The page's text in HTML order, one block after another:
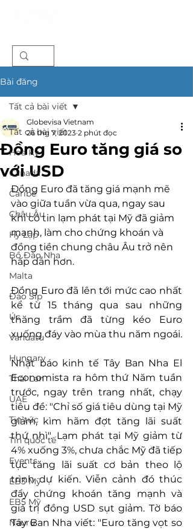
Bài đăng
Tất cả bài viết
Hoa Kỳ
Canada
Caribe
Châu Âu
Hy Lạp
Bồ Đào Nha
Malta
Đảo Síp
Úc
Vanuatu
Hungary
Thái Lan
UAE
Tin tức
Tin quốc tế
Events
EB3 Mỹ
EB5 Mỹ
Nauru
Tất cả bài viết
Đồng Euro tăng giá so
với USD
Globevisa Vietnam
26 thg 7, 2023 2 phút đọc
Đồng Euro đã tăng giá mạnh mẽ
vào giữa tuần vừa qua, ngay sau
khi có tin lạm phát tại Mỹ đã giảm
mạnh, làm cho chứng khoán và
đồng tiền chung châu Âu trở nên
hấp dẫn hơn.
Đồng Euro đã lên tới mức cao nhất
kể từ 15 tháng qua sau những
thăng trầm đã từng kéo Euro
xuống đáy vào mùa thu năm ngoái.
Nhật báo kinh tế Tây Ban Nha El
Economista ra hôm thứ Năm tuần
trước, ngay trên trang nhất, chạy
tiêu đề: "Chỉ số giá tiêu dùng tại Mỹ
giảm, kìm hãm đợt tăng lãi suất
thứ nhì". Lạm phát tại Mỹ giảm từ
4% xuống 3%, chưa chắc Mỹ đã tiếp
tục tăng lãi suất cơ bản theo lộ
trình dự kiến. Viễn cảnh đó thúc
đẩy chứng khoán tăng mạnh và
giá trị đồng USD sụt giảm. Tờ báo
Tây Ban Nha viết: "Euro tăng vọt so